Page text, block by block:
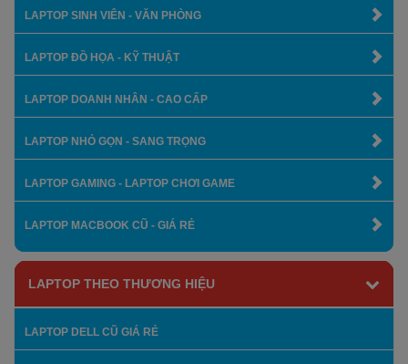
LAPTOP SINH VIÊN - VĂN PHÒNG
LAPTOP ĐỒ HỌA - KỸ THUẬT
LAPTOP DOANH NHÂN - CAO CẤP
LAPTOP NHỎ GỌN - SANG TRỌNG
LAPTOP GAMING - LAPTOP CHƠI GAME
LAPTOP MACBOOK CŨ - GIÁ RẺ
LAPTOP THEO THƯƠNG HIỆU
LAPTOP DELL CŨ GIÁ RẺ